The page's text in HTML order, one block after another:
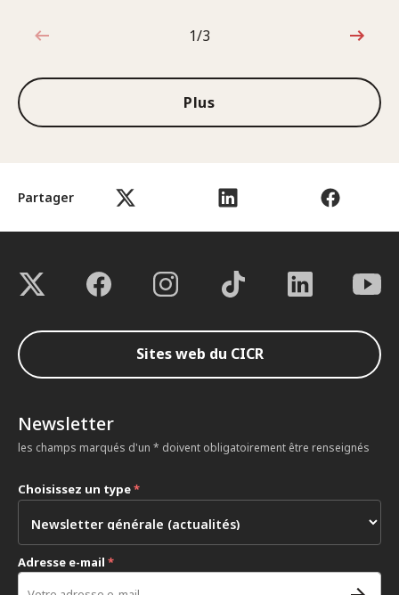
Partager
1sur3
1/3
Plus
Sites web du CICR
Newsletter
les champs marqués d'un * doivent obligatoirement être renseignés
Choisissez un type*
Adresse e-mail *